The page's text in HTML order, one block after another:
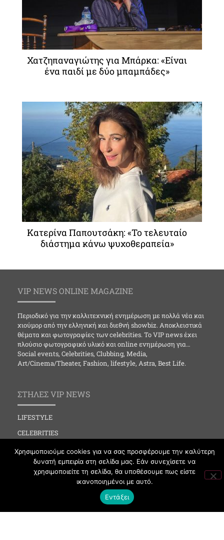
Χατζηπαναγιώτης για Μπάρκα: «Είναι
ένα παιδί με δύο μπαμπάδες»
Κατερίνα Παπουτσάκη: «Το τελευταίο
διάστημα κάνω ψυχοθεραπεία»
VIP NEWS ONLINE MAGAZINE
Περιοδικό για την καλλιτεχνική ενημέρωση με πολλά νέα και
χιούμορ από την ελληνική και διεθνή showbiz. Αποκλειστικά
θέματα και φωτογραφίες των celebrities. Το VIP news έχει
πλούσιο φωτογραφικό υλικό και online ενημέρωση για…
Social events, Celebrities, Clubbing, Media,
Art/Cinema/Theater, Fashion, lifestyle, Astra, Best Life.
ΣΤΗΛΕΣ VIP NEWS
LIFESTYLE
CELEBRITIES
MEDIA
SOCIAL EVENTS
NEWS
Χρησιμοποιούμε cookies για να σας προσφέρουμε την καλύτερη
δυνατή εμπειρία στη σελίδα μας. Εάν συνεχίσετε να
χρησιμοποιείτε τη σελίδα, θα υποθέσουμε πως είστε
ικανοποιημένοι με αυτό.
Εντάξει